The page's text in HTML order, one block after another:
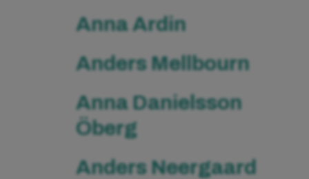
Anna Ardin
Anders Mellbourn
Anna Danielsson
Öberg
Anders Neergaard